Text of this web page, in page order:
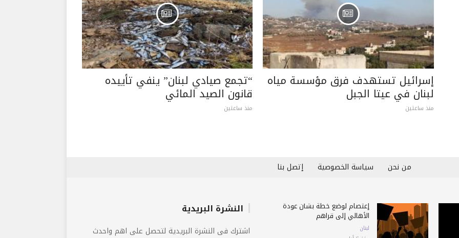
إسرائيل تستهدف فرق مؤسسة مياه
لبنان في عيتا الجبل
منذ ساعتين
“تجمع صيادي لبنان” ينفي تأييده
قانون الصيد المائي
منذ ساعتين
من نحن سياسة الخصوصية إتصل بنا
إعتصام لوضع خطة بشأن عودة
الأهالي إلى قراهم
لبنان
النشرة البريدية
اشترك فى النشرة البريدية لتحصل على اهم واحدث